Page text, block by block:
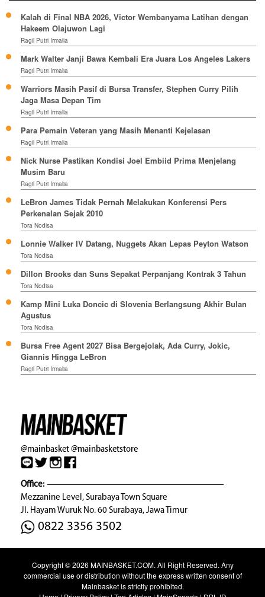
Kalah di Final NBA 2026, Victor Wembanyama Latihan dengan
Hakeem Olajuwon Lagi
Ragil Putri Irmalia
Mark Walter Janji Bawa Kembali Era Juara Los Angeles Lakers
Ragil Putri Irmalia
Warriors Masih Pasif di Bursa Transfer, Stephen Curry Pilih
Jaga Masa Depan Tim
Ragil Putri Irmalia
Para Pemain Veteran yang Masih Menanti Kejelasan
Ragil Putri Irmalia
Nick Nurse Pastikan Kondisi Joel Embiid Prima Menjelang
Musim Baru
Ragil Putri Irmalia
LeBron James Tidak Pernah Melakukan Konferensi Pers
Perkenalan Sejak 2010
Tora Nodisa
Lonnie Walker IV Datang, Nuggets Akan Lepas Peyton Watson
Tora Nodisa
Dillon Brooks dan Suns Sepakat Perpanjang Kontrak 3 Tahun
Tora Nodisa
Kamp Mini Luka Doncic di Slovenia Berlangsung Akhir Bulan
Agustus
Tora Nodisa
Bursa Free Agent 2027 Bisa Bergejolak, Ada Curry, Jokic,
Giannis Hingga LeBron
Ragil Putri Irmalia
@mainbasket@mainbasketstore
Office:
Mezzanine Level, Surabaya Town Square
Jl. Hayam Wuruk No. 60 Surabaya, Jawa Timur
0822 3356 3502
Copyright © 2026 MAINBASKET.COM. All Right Reserved. Any
commercial use or distribution without the express written consent of
Mainbasket is strictly prohibited.